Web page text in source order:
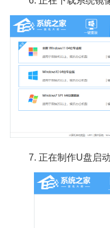
7. 正在制作U盘启动